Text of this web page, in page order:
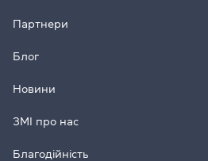
Партнери
Блог
Новини
ЗМІ про нас
Благодійність